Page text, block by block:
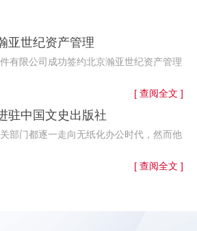
亚世纪资产管理
限公司成功签约北京瀚亚世纪资产管理
[ 查阅全文 ]
驻中国文史出版社
门都逐一走向无纸化办公时代，然而他
[ 查阅全文 ]